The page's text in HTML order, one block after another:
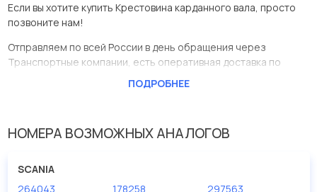
Если вы хотите купить Крестовина карданного вала, просто
позвоните нам!
Отправляем по всей России в день обращения через
Транспортные компании, есть оперативная доставка по
У данной детали есть аналоги с номерами, убедитесь сами.
представлены в большом ассортименте.
ПОДРОБНЕЕ
НОМЕРА ВОЗМОЖНЫХ АНАЛОГОВ
SCANIA
264043
178258
297563